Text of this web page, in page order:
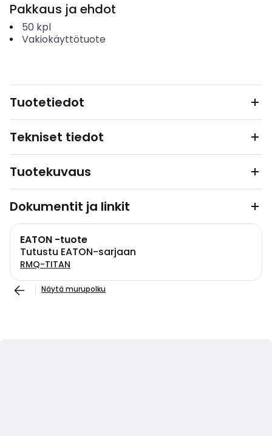
Pakkaus ja ehdot
50 kpl
Vakiokäyttötuote
Tuotetiedot
Tekniset tiedot
Tuotekuvaus
Dokumentit ja linkit
EATON -tuote
Tutustu EATON-sarjaan
RMQ-TITAN
Näytä murupolku